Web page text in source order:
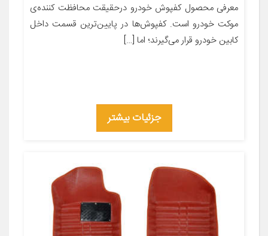
معرفی محصول کفپوش خودرو درحقیقت محافظت کننده‌ی
موکت خودرو است. کفپوش‌ها در پایین‌ترین قسمت داخل
کابین خودرو قرار می‌گیرند؛ اما […]
جزئیات بیشتر